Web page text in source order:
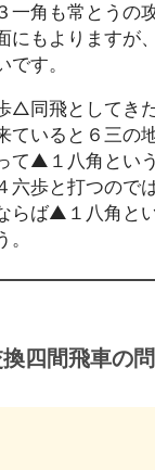
角も常とうの
にもよりますが
です。
同飛としてき
ていると６三の
て▲１八角とい
歩と打つので
らば▲１八角と
四間飛車の